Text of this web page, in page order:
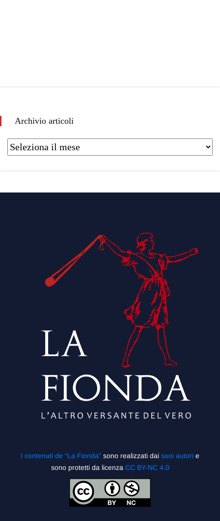
Archivio articoli
I contenuti de “La Fionda” sono realizzati dai suoi autori e
sono protetti da licenza CC BY-NC 4.0